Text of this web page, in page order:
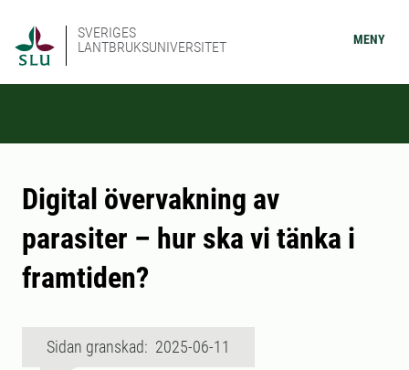
SVERIGES
LANTBRUKSUNIVERSITET
MENY
Digital övervakning av
parasiter – hur ska vi tänka i
framtiden?
Sidan granskad: 2025-06-11